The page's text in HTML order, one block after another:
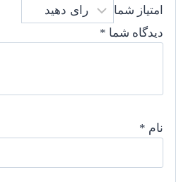
امتیاز شما
دیدگاه شما *
نام *